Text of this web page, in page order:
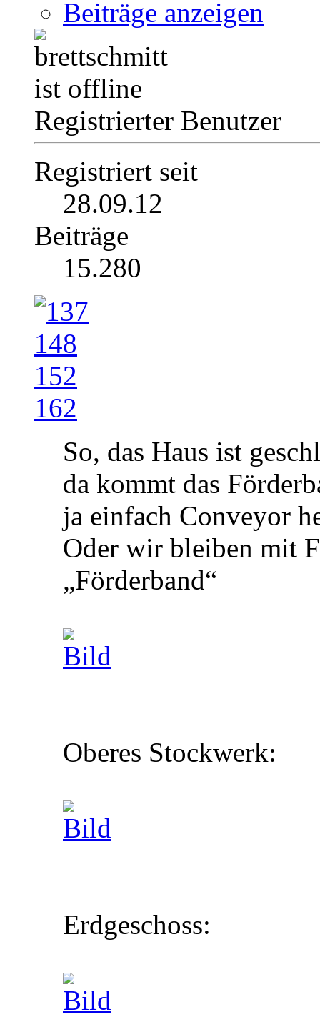
Beiträge anzeigen
Registrierter Benutzer
Registriert seit
28.09.12
Beiträge
15.280
So, das Haus ist
da kommt das
ja einfach Conveyor
Oder wir bleiben mit
„Förderband“
Oberes Stockwerk:
Erdgeschoss: